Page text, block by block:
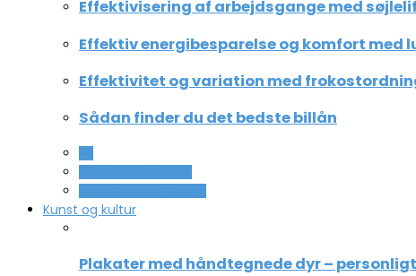
Effektivisering af arbejdsgange med
Effektiv energibesparelse og komfort
Effektivitet og variation med
Sådan finder du det bedste billån
Kunst og kultur
Plakater med håndtegnede dyr –